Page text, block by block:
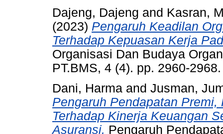
Dajeng, Dajeng and Kasran,
(2023) Pengaruh Keadilan
Terhadap Kepuasan Kerja
Organisasi Dan Budaya
PT.BMS, 4 (4). pp. 2960-
Dani, Harma and Jusman,
Pengaruh Pendapatan
Terhadap Kinerja Keuangan
Asuransi. Pengaruh